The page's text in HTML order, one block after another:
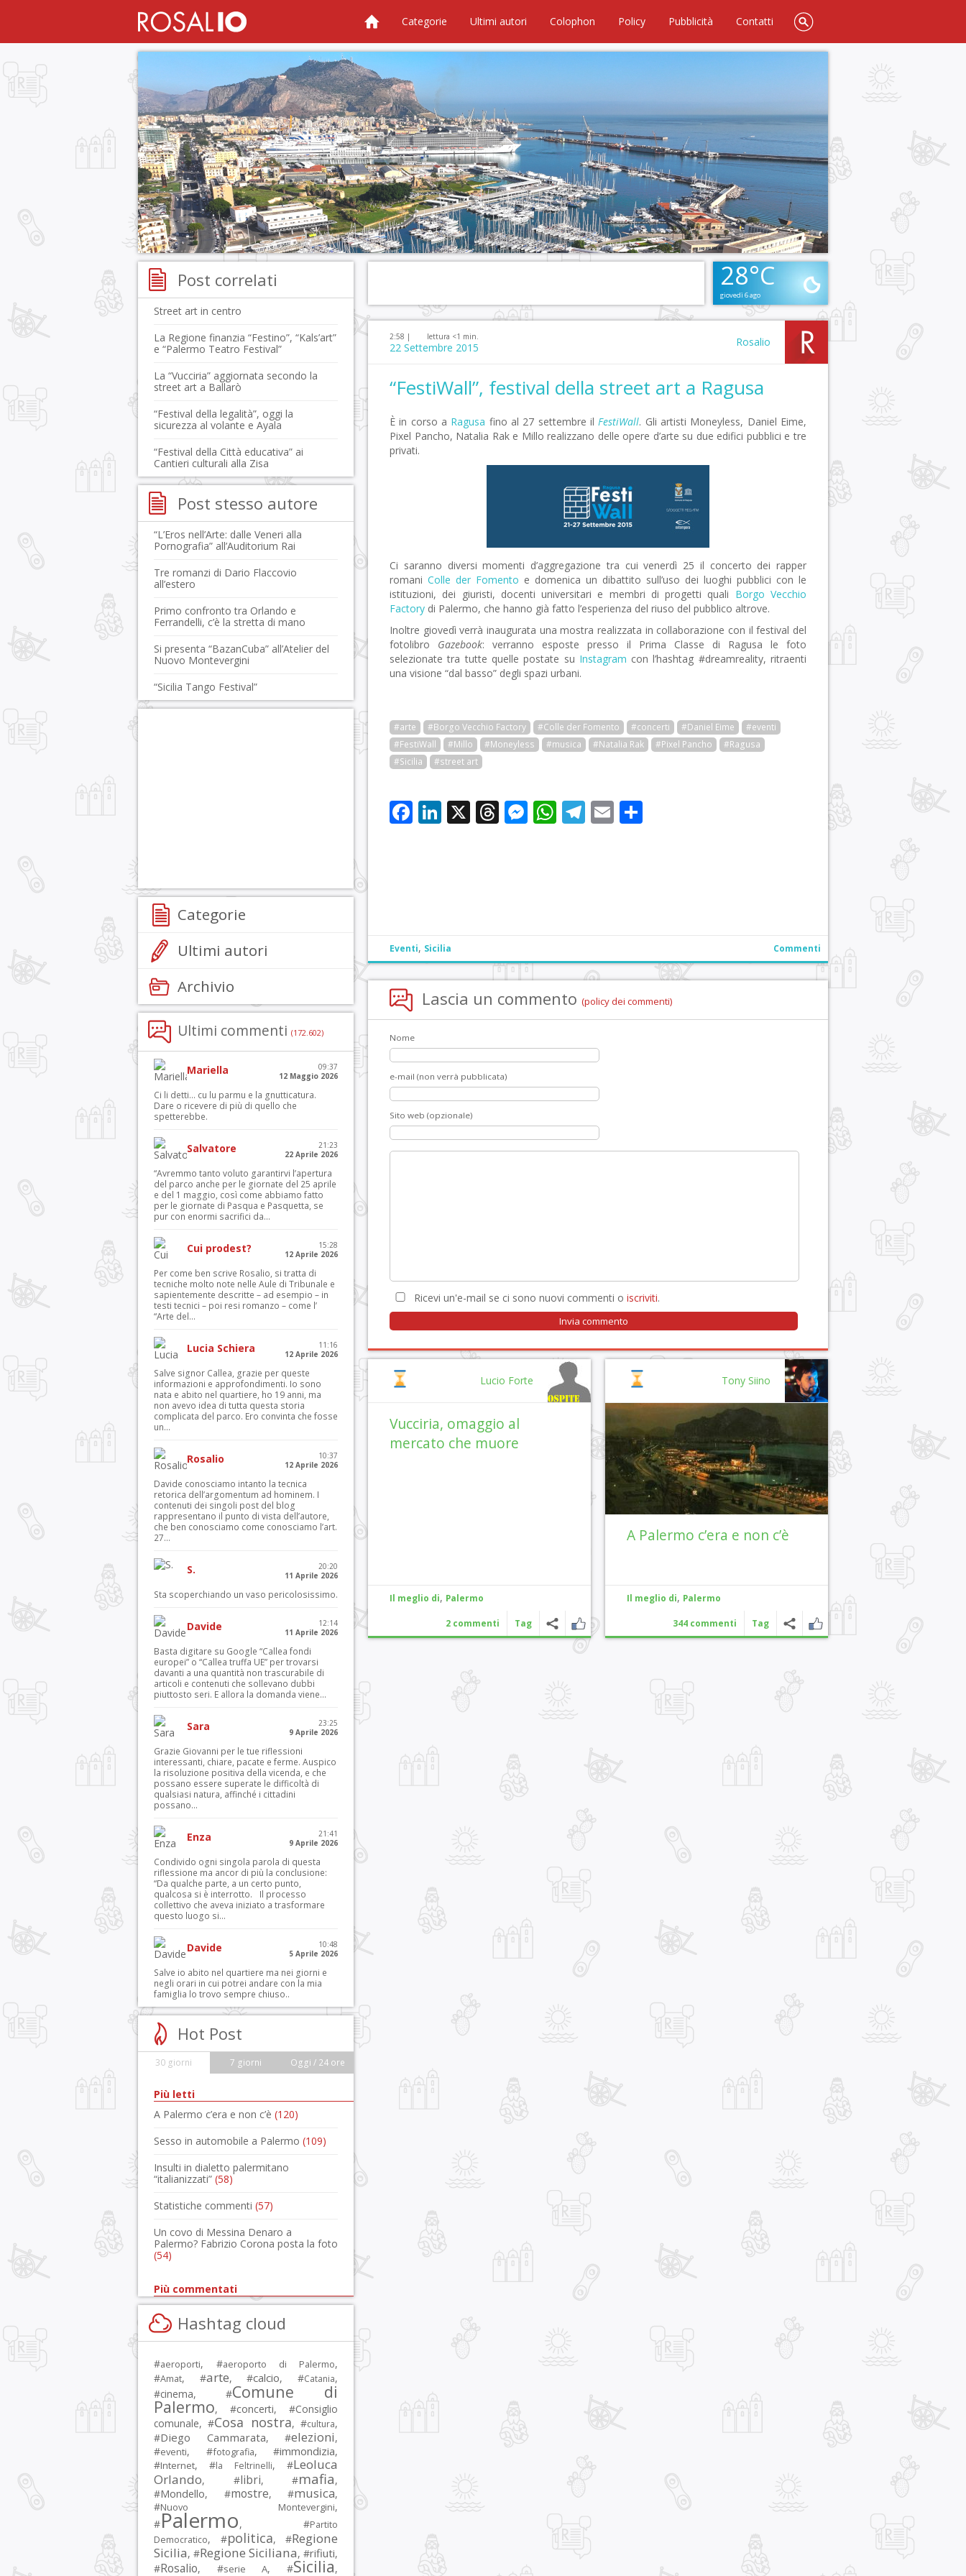
Categorie Ultimi autori Colophon Policy Pubblicità Contatti
28°C
giovedì 6 ago
2:58 | lettura <1 min.
22 Settembre 2015 Rosalio
“FestiWall”, festival della street art a Ragusa
È in corso a Ragusa fino al 27 settembre ilFestiWall. Gli artisti Moneyless, Daniel Eime,
Pixel Pancho, Natalia Rak e Millo realizzano delle opere d’arte su due edifici pubblici e tre
privati.
Ci saranno diversi momenti d’aggregazione tra cui venerdì 25 il concerto dei rapper
romani Colle der Fomento e domenica un dibattito sull’uso dei luoghi pubblici con le
istituzioni, dei giuristi, docenti universitari e membri di progetti quali Borgo Vecchio
Factory di Palermo, che hanno già fatto l’esperienza del riuso del pubblico altrove.
Inoltre giovedì verrà inaugurata una mostra realizzata in collaborazione con il festival del
fotolibro Gazebook: verranno esposte presso il Prima Classe di Ragusa le foto
selezionate tra tutte quelle postate su Instagram con l’hashtag #dreamreality, ritraenti
una visione “dal basso” degli spazi urbani.
#arte #Borgo Vecchio Factory #Colle der Fomento #concerti #Daniel Eime
#eventi
#FestiWall
#Millo #Moneyless #musica #Natalia Rak #Pixel Pancho
#Ragusa
#Sicilia
#street art
Facebook
LinkedIn
X Threads
Messenger
WhatsApp
Telegram
Email
Eventi, Sicilia Commenti
Lascia un commento (policy dei commenti)
Nome
e-mail (non verrà pubblicata)
Sito web (opzionale)
Ricevi un'e-mail se ci sono nuovi commenti o iscriviti.
Tony Siino
A Palermo c’era e non c’è
Il meglio di, Palermo
344 commenti Tag
Lucio Forte
Vucciria, omaggio al
mercato che muore
Il meglio di, Palermo
2 commenti Tag
Post correlati
Street art in centro
La Regione finanzia “Festino”, “Kals’art”
e “Palermo Teatro Festival”
La “Vucciria” aggiornata secondo la
street art a Ballarò
“Festival della legalità”, oggi la
sicurezza al volante e Ayala
“Festival della Città educativa” ai
Cantieri culturali alla Zisa
Post stesso autore
“L’Eros nell’Arte: dalle Veneri alla
Pornografia” all’Auditorium Rai
Tre romanzi di Dario Flaccovio
all’estero
Primo confronto tra Orlando e
Ferrandelli, c’è la stretta di mano
Si presenta “BazanCuba” all’Atelier del
Nuovo Montevergini
“Sicilia Tango Festival”
Categorie
Ultimi autori
Archivio
Ultimi commenti (172.602)
Mariella
09:37
12 Maggio 2026
Ci li detti… cu lu parmu e la gnutticatura.
Dare o ricevere di più di quello che
spetterebbe.
Salvatore
21:23
22 Aprile 2026
“Avremmo tanto voluto garantirvi l’apertura
del parco anche per le giornate del 25 aprile
e del 1 maggio, così come abbiamo fatto
per le giornate di Pasqua e Pasquetta, se
pur con enormi sacrifici da...
Cui prodest?
15:28
12 Aprile 2026
Per come ben scrive Rosalio, si tratta di
tecniche molto note nelle Aule di Tribunale e
sapientemente descritte – ad esempio – in
testi tecnici – poi resi romanzo – come l’
“Arte del...
Lucia Schiera
11:16
12 Aprile 2026
Salve signor Callea, grazie per queste
informazioni e approfondimenti. Io sono
nata e abito nel quartiere, ho 19 anni, ma
non avevo idea di tutta questa storia
complicata del parco. Ero convinta che fosse
un...
Rosalio
10:37
12 Aprile 2026
Davide conosciamo intanto la tecnica
retorica dell’argomentum ad hominem. I
contenuti dei singoli post del blog
rappresentano il punto di vista dell’autore,
che ben conosciamo come conosciamo l’art.
27...
S.
20:20
11 Aprile 2026
Sta scoperchiando un vaso pericolosissimo.
Davide
12:14
11 Aprile 2026
Basta digitare su Google “Callea fondi
europei” o “Callea truffa UE” per trovarsi
davanti a una quantità non trascurabile di
articoli e contenuti che sollevano dubbi
piuttosto seri. E allora la domanda viene...
Sara
23:25
9 Aprile 2026
Grazie Giovanni per le tue riflessioni
interessanti, chiare, pacate e ferme. Auspico
la risoluzione positiva della vicenda, e che
possano essere superate le difficoltà di
qualsiasi natura, affinché i cittadini
possano...
Enza
21:41
9 Aprile 2026
Condivido ogni singola parola di questa
riflessione ma ancor di più la conclusione:
“Da qualche parte, a un certo punto,
qualcosa si è interrotto. Il processo
collettivo che aveva iniziato a trasformare
questo luogo si...
Davide
10:48
5 Aprile 2026
Salve io abito nel quartiere ma nei giorni e
negli orari in cui potrei andare con la mia
famiglia lo trovo sempre chiuso..
Hot Post
30 giorni 7 giorni Oggi / 24 ore
Più letti
A Palermo c’era e non c’è (120)
Sesso in automobile a Palermo (109)
Insulti in dialetto palermitano
“italianizzati” (58)
Statistiche commenti (57)
Un covo di Messina Denaro a
Palermo? Fabrizio Corona posta la foto
(54)
Più commentati
Hashtag cloud
#aeroporti, #aeroporto di Palermo,
#Amat, #arte, #calcio, #Catania,
#cinema, #Comune di
Palermo, #concerti, #Consiglio
comunale, #Cosa nostra, #cultura,
#Diego Cammarata, #elezioni,
#eventi, #fotografia, #immondizia,
#Internet, #la Feltrinelli, #Leoluca
Orlando, #libri, #mafia,
#Mondello, #mostre, #musica,
#Nuovo Montevergini,
#Palermo, #Partito
Democratico, #politica, #Regione
Sicilia, #Regione Siciliana, #rifiuti,
#Rosalio, #serie A, #Sicilia,